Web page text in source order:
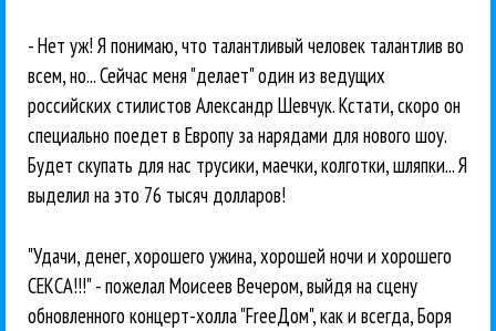
- Нет уж! Я понимаю, что талантливый человек талантлив во
всем, но... Сейчас меня "делает" один из ведущих
российских стилистов Александр Шевчук. Кстати, скоро он
специально поедет в Европу за нарядами для нового шоу.
Будет скупать для нас трусики, маечки, колготки, шляпки... Я
выделил на это 76 тысяч долларов!
"Удачи, денег, хорошего ужина, хорошей ночи и хорошего
СЕКСА!!!" - пожелал Моисеев Вечером, выйдя на сцену
обновленного концерт-холла "FreeДом", как и всегда, Боря